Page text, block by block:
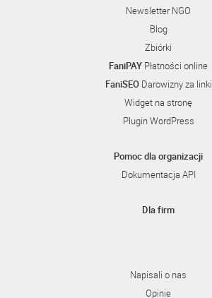
Newsletter NGO
Blog
Zbiórki
FaniPAY Płatności online
FaniSEODarowizny za linki
Widget na stronę
Plugin WordPress
Pomoc dla organizacji
Dokumentacja API
Dla firm
Napisali o nas
Opinie